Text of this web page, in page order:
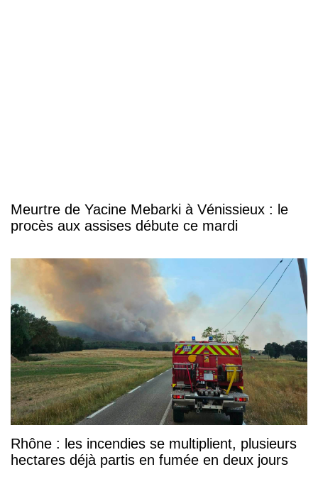
Meurtre de Yacine Mebarki à Vénissieux : le
procès aux assises débute ce mardi
Rhône : les incendies se multiplient, plusieurs
hectares déjà partis en fumée en deux jours